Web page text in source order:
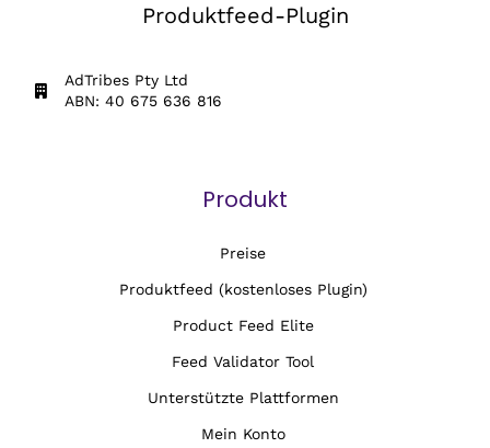
Produktfeed-Plugin
AdTribes Pty Ltd
ABN: 40 675 636 816
Produkt
Preise
Produktfeed (kostenloses Plugin)
Product Feed Elite
Feed Validator Tool
Unterstützte Plattformen
Mein Konto